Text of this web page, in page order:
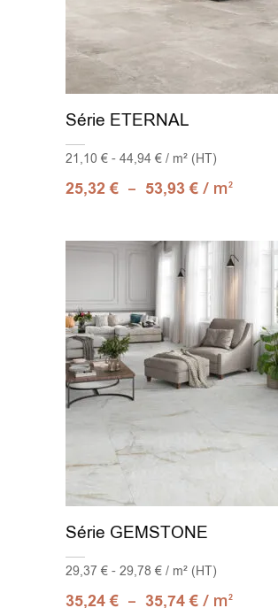
Série ETERNAL
21,10 € - 44,94 € / m² (HT)
25,32€ – 53,93€ / m2
Série GEMSTONE
29,37 € - 29,78 € / m² (HT)
35,24€ – 35,74€ / m2